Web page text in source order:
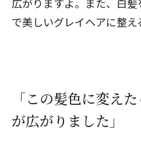
で美しいグレイヘアに整え
「この髪色に変え
が広がりました」